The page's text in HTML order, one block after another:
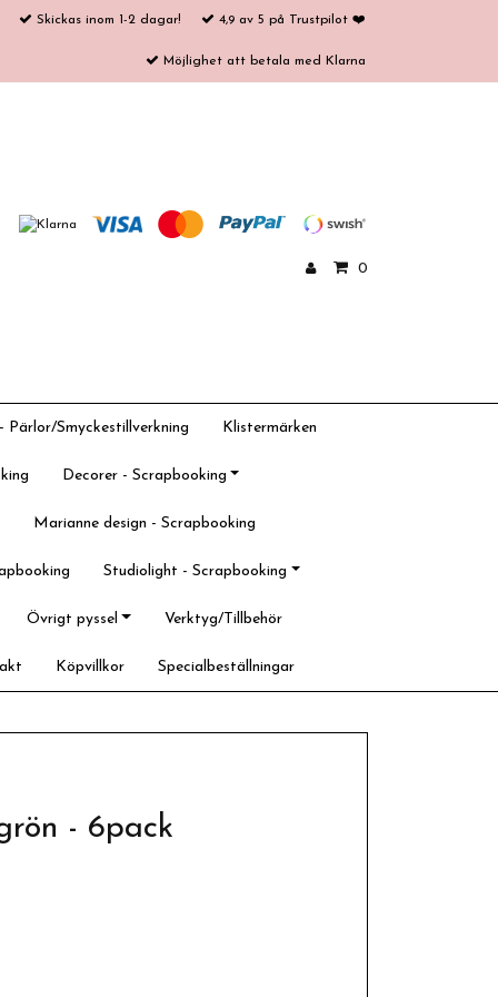
Skickas inom 1-2 dagar! 4,9 av 5 på Trustpilot ❤️
Möjlighet att betala med Klarna
0
Pärlor/Smyckestillverkning Klistermärken
Decorer - Scrapbooking
Marianne design - Scrapbooking
Studiolight - Scrapbooking
Övrigt pyssel Verktyg/Tillbehör
Köpvillkor Specialbeställningar
- 6pack